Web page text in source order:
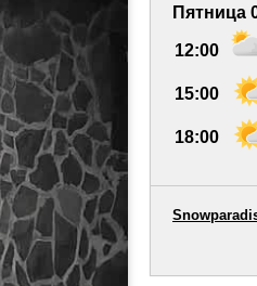
Пятница
12:00
15:00
18:00